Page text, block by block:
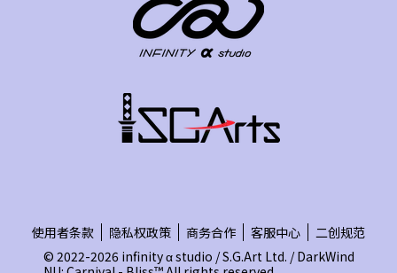
使用者条款 隐私权政策 商务合作 客服中心
二创规范
© 2022-2026 infinity α studio / S.G.Art Ltd. / DarkWind